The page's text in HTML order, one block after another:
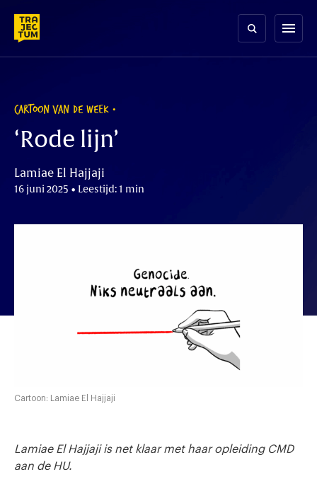
content
menu
CARTOON VAN DE WEEK
‘Rode lijn’
Lamiae El Hajjaji
16 juni 2025 • Leestijd: 1 min
Cartoon: Lamiae El Hajjaji
Lamiae El Hajjaji is net klaar met haar opleiding CMD
aan de HU.